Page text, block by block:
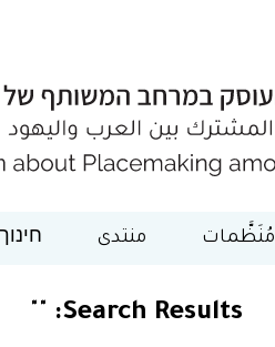
مُنَظَّمات منتدى חינוך
Search Results:
""